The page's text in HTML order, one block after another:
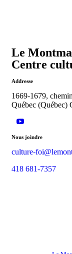
Le
Centre
Addresse
1669-1679,
Québec (Québec)
Nous joindre
culture-
418 681-7357